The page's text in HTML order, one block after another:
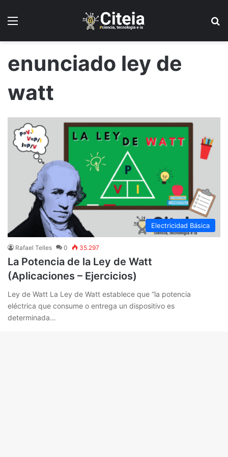
enunciado ley de
watt
Electricidad Básica
Rafael Telles 0 35.297
La Potencia de la Ley de Watt
(Aplicaciones – Ejercicios)
Ley de Watt La Ley de Watt establece que “la potencia
eléctrica que consume o entrega un dispositivo es
determinada…